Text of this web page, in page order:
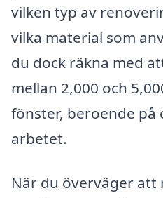
vilken typ av
vilka material som
du dock räkna med
mellan 2,000 och
fönster, beroende
arbetet.
När du överväger